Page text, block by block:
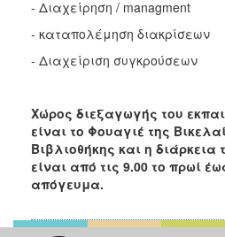
ΠΟΛΙΤΙΣΜΟΣ
- Διαχείρηση / managment
- καταπολέμηση διακρίσεων
- Διαχείριση συγκρούσεων
Χώρος διεξαγωγής του
είναι το Φουαγιέ της
Βιβλιοθήκης και η
είναι από τις 9.00 το πρωί
απόγευμα.